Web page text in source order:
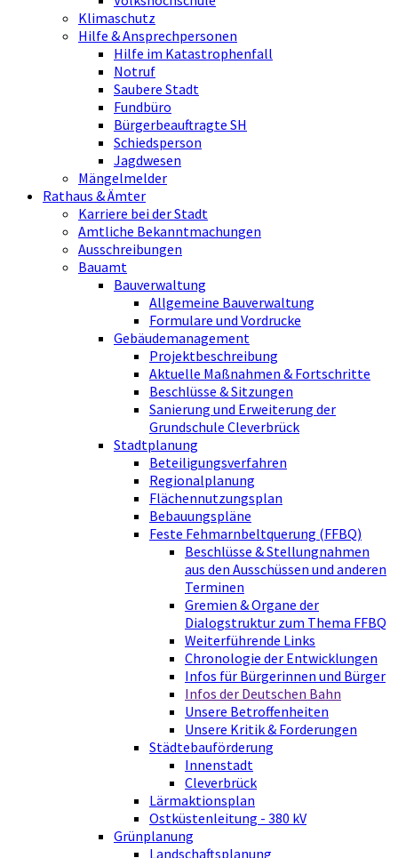
Klimaschutz
Hilfe & Ansprechpersonen
Hilfe im Katastrophenfall
Notruf
Saubere Stadt
Fundbüro
Bürgerbeauftragte SH
Schiedsperson
Jagdwesen
Mängelmelder
Rathaus & Ämter
Karriere bei der Stadt
Amtliche Bekanntmachungen
Ausschreibungen
Bauamt
Bauverwaltung
Allgemeine Bauverwaltung
Formulare und Vordrucke
Gebäudemanagement
Projektbeschreibung
Aktuelle Maßnahmen & Fortschritte
Beschlüsse & Sitzungen
Sanierung und Erweiterung der
Grundschule Cleverbrück
Stadtplanung
Beteiligungsverfahren
Regionalplanung
Flächennutzungsplan
Bebauungspläne
Feste Fehmarnbeltquerung (FFBQ)
Beschlüsse & Stellungnahmen
aus den Ausschüssen und anderen
Terminen
Gremien & Organe der
Dialogstruktur zum Thema FFBQ
Weiterführende Links
Chronologie der Entwicklungen
Infos für Bürgerinnen und Bürger
Infos der Deutschen Bahn
Unsere Betroffenheiten
Unsere Kritik & Forderungen
Städtebauförderung
Innenstadt
Cleverbrück
Lärmaktionsplan
Ostküstenleitung - 380 kV
Grünplanung
Landschaftsplanung